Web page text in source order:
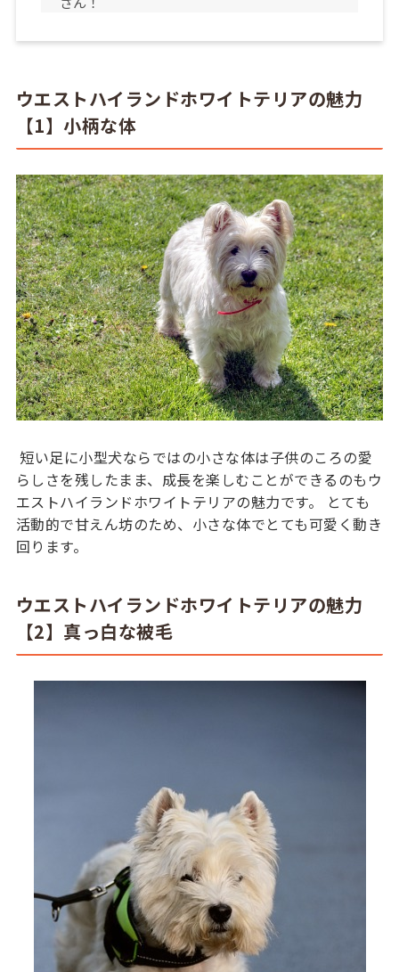
ウエストハイランドホワイトテリアの魅力
【1】小柄な体
短い足に小型犬ならではの小さな体は子供のころの愛
らしさを残したまま、成長を楽しむことができるのもウ
エストハイランドホワイトテリアの魅力です。 とても
活動的で甘えん坊のため、小さな体でとても可愛く動き
回ります。
ウエストハイランドホワイトテリアの魅力
【2】真っ白な被毛